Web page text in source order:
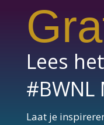
Lees
#BWNL
Laat je